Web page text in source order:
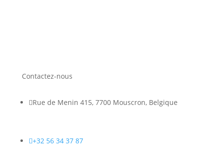
Contactez-nous
Rue de Menin 415, 7700 Mouscron, Belgique
+32 56 34 37 87